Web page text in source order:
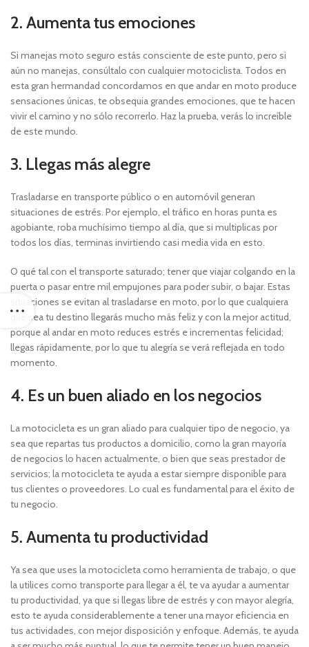
2. Aumenta tus emociones
Si manejas moto seguro estás consciente de este punto, pero si
aún no manejas, consúltalo con cualquier motociclista. Todos en
esta gran hermandad concordamos en que andar en moto produce
sensaciones únicas, te obsequia grandes emociones, que te hacen
vivir el camino y no sólo recorrerlo. Haz la prueba, verás lo increíble
de este mundo.
3. Llegas más alegre
Trasladarse en transporte público o en automóvil generan
situaciones de estrés. Por ejemplo, el tráfico en horas punta es
agobiante, roba muchísimo tiempo al día, que si multiplicas por
todos los días, terminas invirtiendo casi media vida en esto.
O qué tal con el transporte saturado; tener que viajar colgando en la
puerta o pasar entre mil empujones para poder subir, o bajar. Estas
situaciones se evitan al trasladarse en moto, por lo que cualquiera
que sea tu destino llegarás mucho más feliz y con la mejor actitud,
porque al andar en moto reduces estrés e incrementas felicidad;
llegas rápidamente, por lo que tu alegría se verá reflejada en todo
momento.
4. Es un buen aliado en los negocios
La motocicleta es un gran aliado para cualquier tipo de negocio, ya
sea que repartas tus productos a domicilio, como la gran mayoría
de negocios lo hacen actualmente, o bien que seas prestador de
servicios; la motocicleta te ayuda a estar siempre disponible para
tus clientes o proveedores. Lo cual es fundamental para el éxito de
tu negocio.
5. Aumenta tu productividad
Ya sea que uses la motocicleta como herramienta de trabajo, o que
la utilices como transporte para llegar a él, te va ayudar a aumentar
tu productividad, ya que si llegas libre de estrés y con mayor alegría,
esto te ayuda considerablemente a tener una mayor eficiencia en
tus actividades, con mejor disposición y enfoque. Además, te ayuda